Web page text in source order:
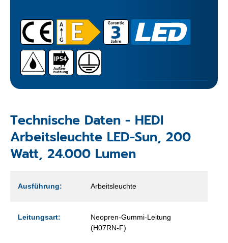
Technische Daten - HEDI
Arbeitsleuchte LED-Sun, 200
Watt, 24.000 Lumen
Ausführung: Arbeitsleuchte
Leitungsart:
Neopren-Gummi-Leitung
(H07RN-F)